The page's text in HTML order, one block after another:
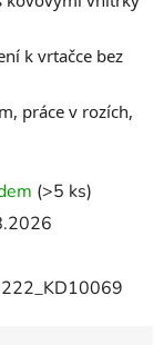
k vrtačce bez
práce v rozích,
(>5 ks)